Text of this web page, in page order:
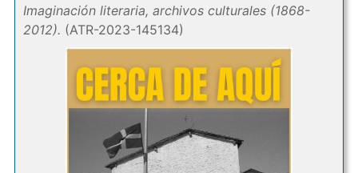
Imaginación literaria, archivos culturales (1868-
2012). (ATR-2023-145134)